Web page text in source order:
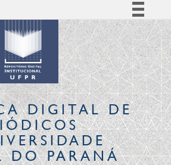
Simplifique!
Comunica BR
Participe
Acesso à informação
Legislação
Canais
DIGITALDE
DO PARANÁ